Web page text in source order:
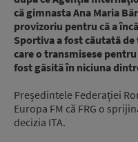
că gimnasta Ana Maria
provizoriu pentru că a
Sportiva a fost căutată
care o transmisese
fost găsită în niciuna
Președintele Federației
Europa FM că FRG o
decizia ITA.